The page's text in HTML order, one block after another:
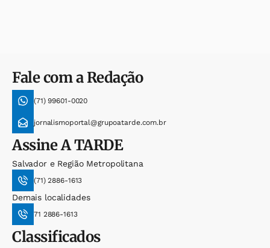
Fale com a Redação
(71) 99601-0020
jornalismoportal@grupoatarde.com.br
AssineA TARDE
Salvador e Região Metropolitana
(71) 2886-1613
Demais localidades
71 2886-1613
Classificados